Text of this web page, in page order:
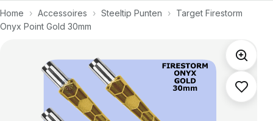
Home › Accessoires › Steeltip Punten › Target Firestorm
Onyx Point Gold 30mm